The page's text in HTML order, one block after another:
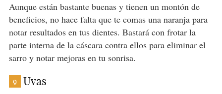
Aunque están bastante buenas y tienen un montón de
beneficios, no hace falta que te comas una naranja para
notar resultados en tus dientes. Bastará con frotar la
parte interna de la cáscara contra ellos para eliminar el
sarro y notar mejoras en tu sonrisa.
9 Uvas